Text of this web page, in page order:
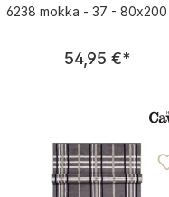
6238 mokka - 37 - 80x200
Regulärer
54,95 €*